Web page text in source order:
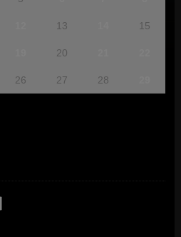
13 15
20
26 27 28